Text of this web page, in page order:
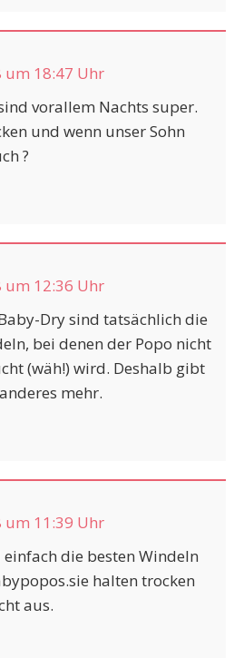
um 18:47 Uhr
vorallem Nachts super.
und wenn unser Sohn
?
um 12:36 Uhr
Dry sind tatsächlich die
bei denen der Popo nicht
(wäh!) wird. Deshalb gibt
mehr.
um 11:39 Uhr
die besten Windeln
halten trocken
aus.